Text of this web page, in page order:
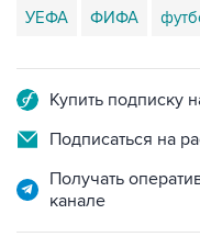
Подписаться на
Получать
НОВОСТИ ПО ТЕМЕ